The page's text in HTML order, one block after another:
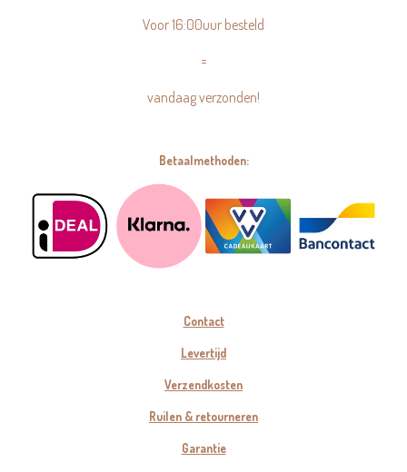
Voor 16:00uur besteld
=
vandaag verzonden!
Betaalmethoden:
Contact
Levertijd
Verzendkosten
Ruilen & retourneren
Garantie